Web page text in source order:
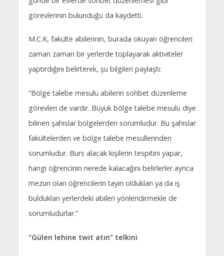
görevlerinin bulunduğu da kaydetti.
M.C.K, fakülte abilerinin, burada okuyan öğrencileri
zaman zaman bir yerlerde toplayarak aktiviteler
yaptırdığını belirterek, şu bilgileri paylaştı:
“Bölge talebe mesulü abilerin sohbet düzenleme
görevleri de vardır. Büyük bölge talebe mesulü diye
bilinen şahıslar bölgelerden sorumludur. Bu şahıslar
fakültelerden ve bölge talebe mesullerinden
sorumludur. Burs alacak kişilerin tespitini yapar,
hangi öğrencinin nerede kalacağını belirlerler ayrıca
mezun olan öğrencilerin tayin oldukları ya da iş
buldukları yerlerdeki abileri yönlendirmekle de
sorumludurlar.”
“Gülen lehine twit atın” telkini